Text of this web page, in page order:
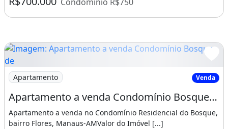
Imagem: Apartamento a venda Condomínio Bosque de
Apartamento Venda
Apartamento a venda Condomínio Bosque de Flores, bairro Flores, Manaus-AM
Apartamento a venda no Condomínio Residencial do Bosque,
bairro Flores, Manaus-AMValor do Imóvel [...]